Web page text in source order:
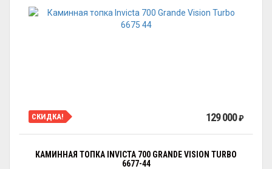
СКИДКА! 129 000₽
КАМИННАЯ ТОПКА INVICTA 700 GRANDE VISION TURBO
6677-44